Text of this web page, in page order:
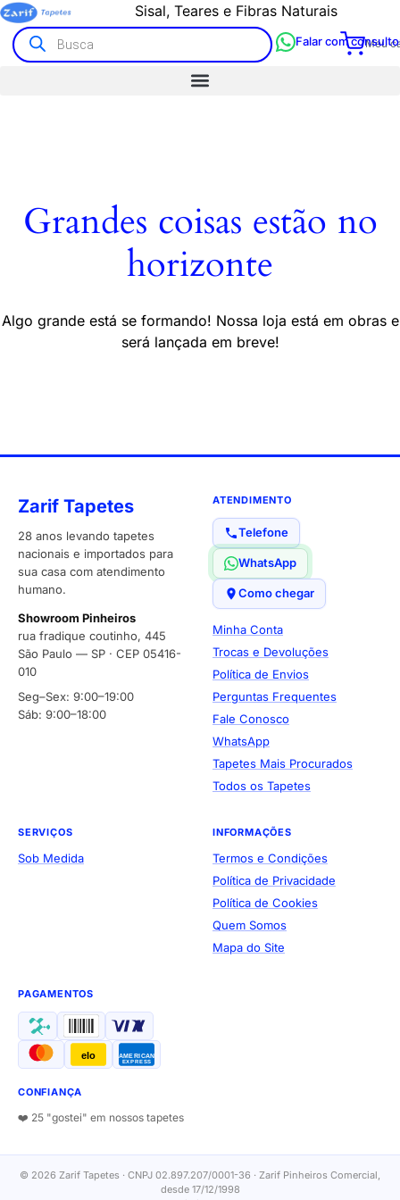
Sisal, Teares e Fibras Naturais
Meu
Falar com
Grandes coisas estão no
horizonte
Algo grande está se formando! Nossa loja está em obras e
será lançada em breve!
Zarif Tapetes
28 anos levando tapetes
nacionais e importados para
sua casa com atendimento
humano.
Showroom Pinheiros
rua fradique coutinho, 445
São Paulo — SP · CEP 05416-
010
Seg–Sex: 9:00–19:00
Sáb: 9:00–18:00
ATENDIMENTO
Telefone
WhatsApp
Como chegar
Minha Conta
Trocas e Devoluções
Política de Envios
Perguntas Frequentes
Fale Conosco
WhatsApp
Tapetes Mais Procurados
Todos os Tapetes
SERVIÇOS
Sob Medida
INFORMAÇÕES
Termos e Condições
Política de Privacidade
Política de Cookies
Quem Somos
Mapa do Site
PAGAMENTOS
elo AMERICAN
EXPRESS
CONFIANÇA
❤️ 25 "gostei" em nossos tapetes
© 2026 Zarif Tapetes · CNPJ 02.897.207/0001-36 · Zarif Pinheiros Comercial,
desde 17/12/1998